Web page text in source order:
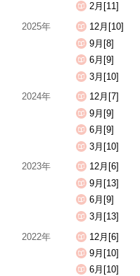
2月[11]
2025年
12月[10]
9月[8]
6月[9]
3月[10]
2024年
12月[7]
9月[9]
6月[9]
3月[10]
2023年
12月[6]
9月[13]
6月[9]
3月[13]
2022年
12月[6]
9月[10]
6月[10]